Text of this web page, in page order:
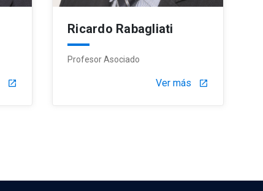
launch
Ricardo Rabagliati
Profesor Asociado
Ver más launch